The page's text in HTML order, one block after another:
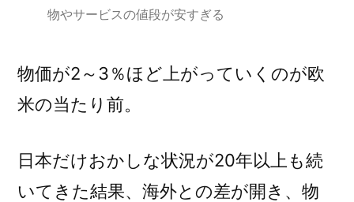
物やサービスの値段が安すぎる
物価が2～3％ほど上がっていくのが欧
米の当たり前。
日本だけおかしな状況が20年以上も続
いてきた結果、海外との差が開き、物